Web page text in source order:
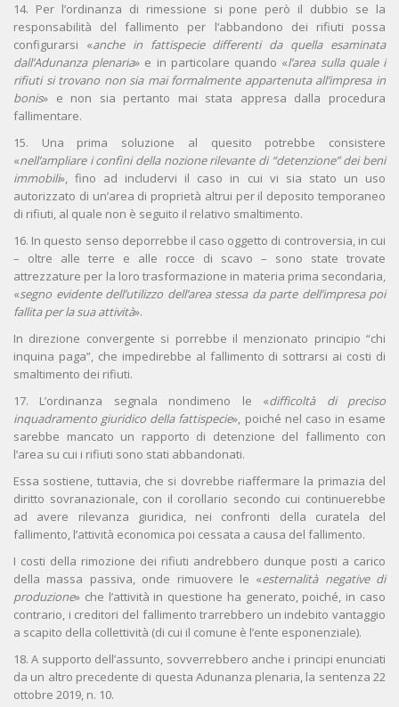
14. Per l’ordinanza di rimessione si pone però il dubbio se la
responsabilità del fallimento per l’abbandono dei rifiuti possa
configurarsi «anche in fattispecie differenti da quella esaminata
dall’Adunanza plenaria» e in particolare quando «l’area sulla quale i
rifiuti si trovano non sia mai formalmente appartenuta all’impresa in
bonis» e non sia pertanto mai stata appresa dalla procedura
fallimentare.
15. Una prima soluzione al quesito potrebbe consistere
«nell’ampliare i confini della nozione rilevante di “detenzione” dei beni
immobili», fino ad includervi il caso in cui vi sia stato un uso
autorizzato di un’area di proprietà altrui per il deposito temporaneo
di rifiuti, al quale non è seguito il relativo smaltimento.
16. In questo senso deporrebbe il caso oggetto di controversia, in cui
– oltre alle terre e alle rocce di scavo – sono state trovate
attrezzature per la loro trasformazione in materia prima secondaria,
«segno evidente dell’utilizzo dell’area stessa da parte dell’impresa poi
fallita per la sua attività».
In direzione convergente si porrebbe il menzionato principio “chi
inquina paga”, che impedirebbe al fallimento di sottrarsi ai costi di
smaltimento dei rifiuti.
17. L’ordinanza segnala nondimeno le «difficoltà di preciso
inquadramento giuridico della fattispecie», poiché nel caso in esame
sarebbe mancato un rapporto di detenzione del fallimento con
l’area su cui i rifiuti sono stati abbandonati.
Essa sostiene, tuttavia, che si dovrebbe riaffermare la primazia del
diritto sovranazionale, con il corollario secondo cui continuerebbe
ad avere rilevanza giuridica, nei confronti della curatela del
fallimento, l’attività economica poi cessata a causa del fallimento.
I costi della rimozione dei rifiuti andrebbero dunque posti a carico
della massa passiva, onde rimuovere le «esternalità negative di
produzione» che l’attività in questione ha generato, poiché, in caso
contrario, i creditori del fallimento trarrebbero un indebito vantaggio
a scapito della collettività (di cui il comune è l’ente esponenziale).
18. A supporto dell’assunto, sovverrebbero anche i principi enunciati
da un altro precedente di questa Adunanza plenaria, la sentenza 22
ottobre 2019, n. 10.